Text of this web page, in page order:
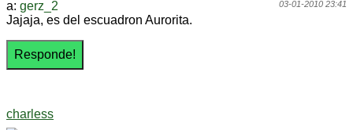
03-01-2010 23:41
a: gerz_2
Jajaja, es del escuadron Aurorita.
charless